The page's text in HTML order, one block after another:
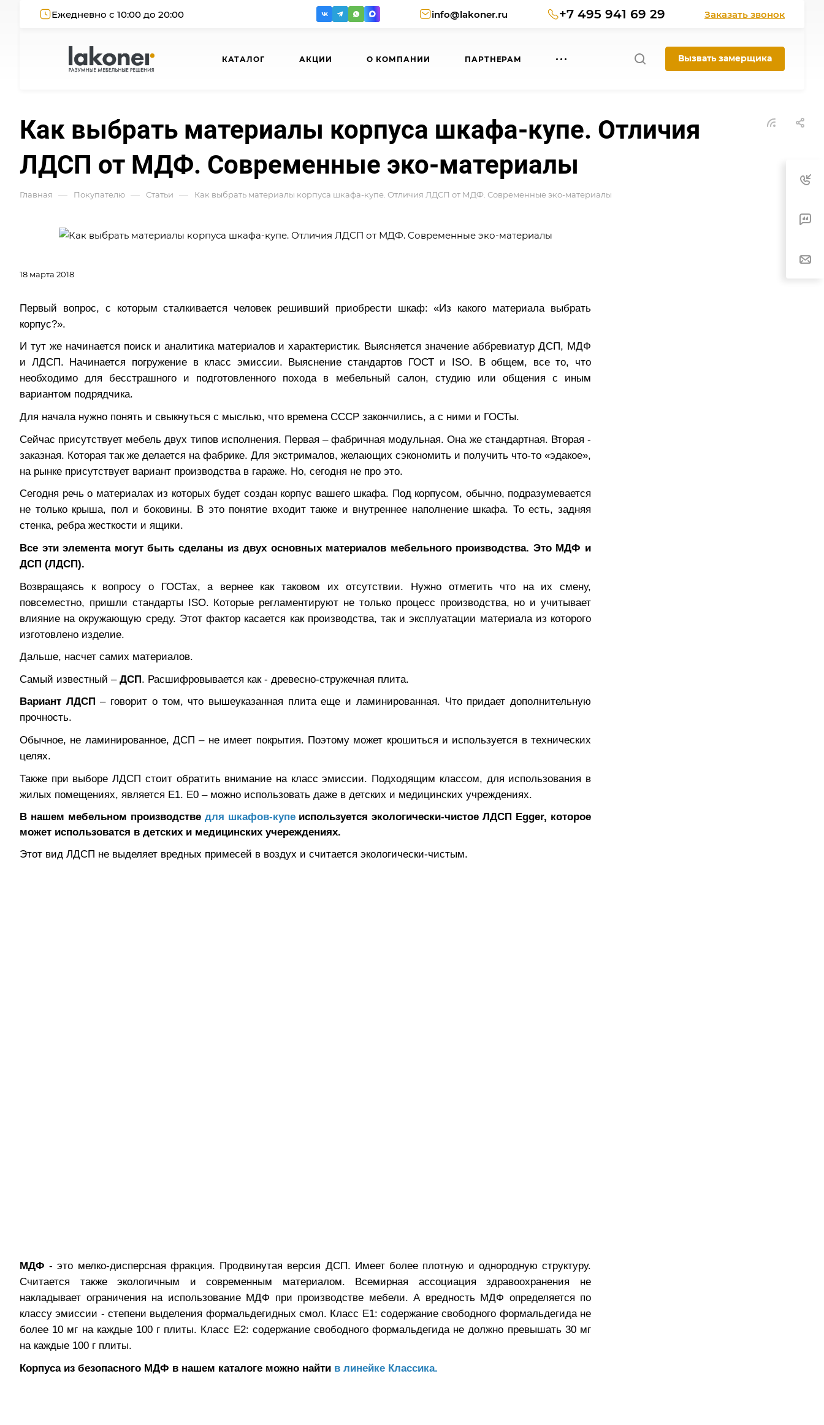
Ежедневно с 10:00 до 20:00 info@lakoner.ru +7 495 941 69 29 Заказать звонок
КАТАЛОГ АКЦИИ О КОМПАНИИ ПАРТНЕРАМ Вызвать замерщика
Как выбрать материалы корпуса шкафа-купе. Отличия
ЛДСП от МДФ. Современные эко-материалы
Главная — Покупателю — Статьи — Как выбрать материалы корпуса шкафа-купе. Отличия ЛДСП от МДФ. Современные эко-материалы
18 марта 2018
Первый вопрос, с которым сталкивается человек решивший приобрести шкаф: «Из какого материала выбрать
корпус?».
И тут же начинается поиск и аналитика материалов и характеристик. Выясняется значение аббревиатур ДСП, МДФ
и ЛДСП. Начинается погружение в класс эмиссии. Выяснение стандартов ГОСТ и ISO. В общем, все то, что
необходимо для бесстрашного и подготовленного похода в мебельный салон, студию или общения с иным
вариантом подрядчика.
Для начала нужно понять и свыкнуться с мыслью, что времена СССР закончились, а с ними и ГОСТы.
Сейчас присутствует мебель двух типов исполнения. Первая – фабричная модульная. Она же стандартная. Вторая -
заказная. Которая так же делается на фабрике. Для экстрималов, желающих сэкономить и получить что-то «эдакое»,
на рынке присутствует вариант производства в гараже. Но, сегодня не про это.
Сегодня речь о материалах из которых будет создан корпус вашего шкафа. Под корпусом, обычно, подразумевается
не только крыша, пол и боковины. В это понятие входит также и внутреннее наполнение шкафа. То есть, задняя
стенка, ребра жесткости и ящики.
Все эти элемента могут быть сделаны из двух основных материалов мебельного производства. Это МДФ и
ДСП (ЛДСП).
Возвращаясь к вопросу о ГОСТах, а вернее как таковом их отсутствии. Нужно отметить что на их смену,
повсеместно, пришли стандарты ISO. Которые регламентируют не только процесс производства, но и учитывает
влияние на окружающую среду. Этот фактор касается как производства, так и эксплуатации материала из которого
изготовлено изделие.
Дальше, насчет самих материалов.
Самый известный – ДСП. Расшифровывается как - древесно-стружечная плита.
Вариант ЛДСП – говорит о том, что вышеуказанная плита еще и ламинированная. Что придает дополнительную
прочность.
Обычное, не ламинированное, ДСП – не имеет покрытия. Поэтому может крошиться и используется в технических
целях.
Также при выборе ЛДСП стоит обратить внимание на класс эмиссии. Подходящим классом, для использования в
жилых помещениях, является Е1. Е0 – можно использовать даже в детских и медицинских учреждениях.
В нашем мебельном производстве для шкафов-купеиспользуется экологически-чистое ЛДСП Egger, которое
может использоватся в детских и медицинских учереждениях.
Этот вид ЛДСП не выделяет вредных примесей в воздух и считается экологически-чистым.
МДФ - это мелко-дисперсная фракция. Продвинутая версия ДСП. Имеет более плотную и однородную структуру.
Считается также экологичным и современным материалом. Всемирная ассоциация здравоохранения не
накладывает ограничения на использование МДФ при производстве мебели. А вредность МДФ определяется по
классу эмиссии - степени выделения формальдегидных смол. Класс Е1: содержание свободного формальдегида не
более 10 мг на каждые 100 г плиты. Класс Е2: содержание свободного формальдегида не должно превышать 30 мг
на каждые 100 г плиты.
Корпуса из безопасного МДФ в нашем каталоге можно найти в линейке Классика.